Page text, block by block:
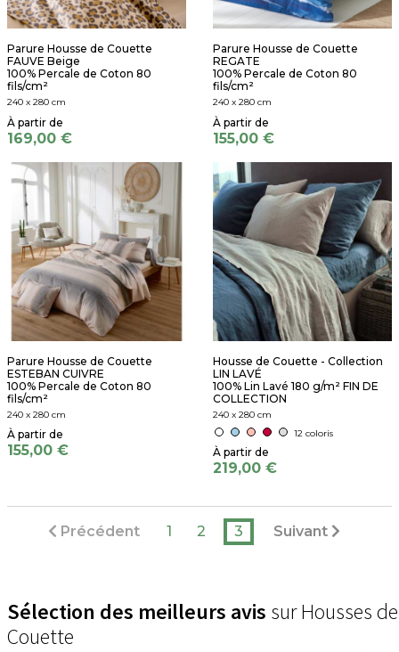
Parure Housse de Couette
FAUVE Beige
100% Percale de Coton 80
fils/cm²
240 x 280 cm
169,00 €
Parure Housse de Couette
REGATE
100% Percale de Coton 80
fils/cm²
240 x 280 cm
155,00 €
Parure Housse de Couette
ESTEBAN CUIVRE
100% Percale de Coton 80
fils/cm²
240 x 280 cm
155,00 €
Housse de Couette - Collection
LIN LAVÉ
100% Lin Lavé 180 g/m² FIN DE
COLLECTION
240 x 280 cm
12 coloris
219,00 €
Précédent 1 2 3 Suivant
Sélection des meilleurs avis sur Housses de
Couette